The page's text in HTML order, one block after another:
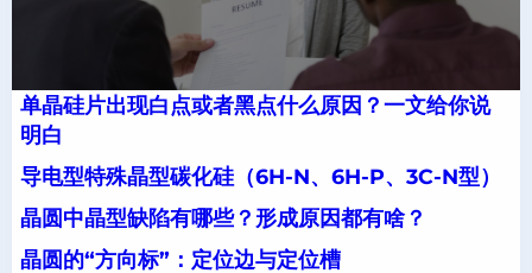
单晶硅片出现白点或者黑点什么原因？一文给你说
明白
导电型特殊晶型碳化硅（6H-N、6H-P、3C-N型）
晶圆中晶型缺陷有哪些？形成原因都有啥？
晶圆的“方向标”：定位边与定位槽